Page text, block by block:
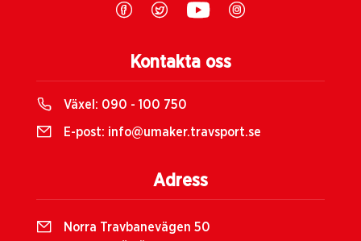
Kontakta oss
Växel: 090 - 100 750
E-post: info@umaker.travsport.se
Adress
Norra Travbanevägen 50